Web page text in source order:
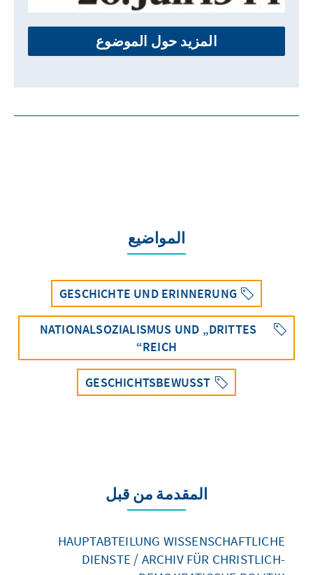
المزيد حول الموضوع
المواضيع
GESCHICHTE UND ERINNERUNG
NATIONALSOZIALISMUS UND „DRITTES
REICH“
GESCHICHTSBEWUSST
المقدمة من قبل
HAUPTABTEILUNG WISSENSCHAFTLICHE
DIENSTE / ARCHIV FÜR CHRISTLICH-